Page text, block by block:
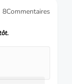
8Commentaires